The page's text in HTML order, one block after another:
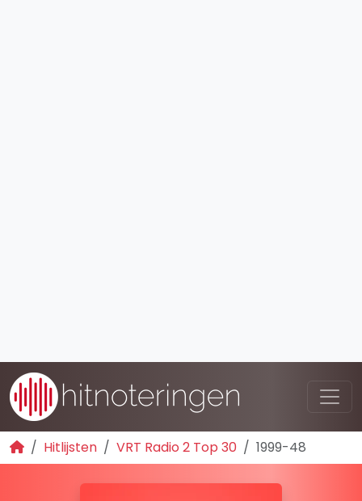
Hitlijsten VRT Radio 2 Top 30 1999-48